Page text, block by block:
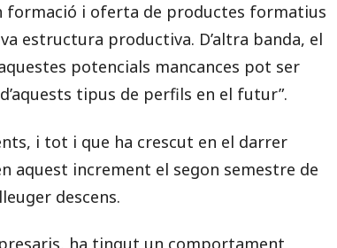
formació i oferta de productes formatius
estructura productiva. D’altra banda, el
potencials mancances pot ser
tipus de perfils en el futur”.
i tot i que ha crescut en el darrer
aquest increment el segon semestre de
descens.
ha tingut un comportament